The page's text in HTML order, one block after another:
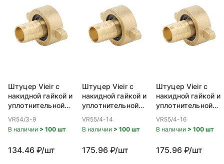
Штуцер Vieir с
накидной гайкой и
уплотнительной
9mm
VR54/3-9
В наличии > 100 шт
134.46 ₽/шт
Штуцер Vieir с
накидной гайкой и
уплотнительной
14mm
VR55/4-14
В наличии > 100 шт
175.96 ₽/шт
Штуцер Vieir с
накидной гайкой и
уплотнительной
16mm
VR55/4-16
В наличии > 100 шт
175.96 ₽/шт